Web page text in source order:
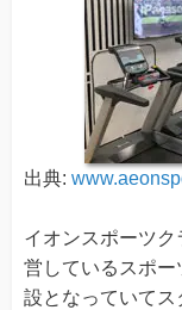
出典:
イオンスポーツ
営しているスポ
設となっていてス